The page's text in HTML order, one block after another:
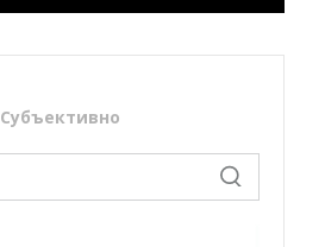
Субъективно